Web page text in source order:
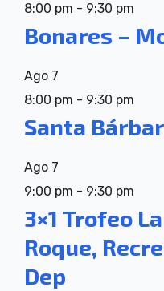
8:00 pm - 9:30 pm
Bonares –
Ago 7
8:00 pm - 9:30 pm
Santa
Ago 7
9:00 pm - 9:30 pm
3×1 Trofeo
Roque,
Dep